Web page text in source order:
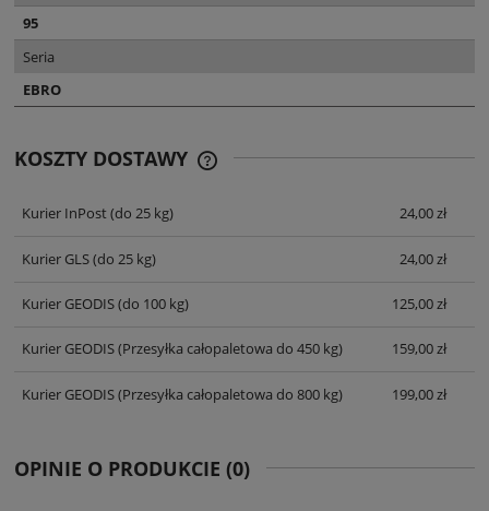
95
Seria
EBRO
KOSZTY DOSTAWY
Kurier InPost(do 25 kg) 24,00 zł
Kurier GLS(do 25 kg) 24,00 zł
Kurier GEODIS(do 100 kg) 125,00 zł
Kurier GEODIS(Przesyłka całopaletowa do 450 kg) 159,00 zł
Kurier GEODIS(Przesyłka całopaletowa do 800 kg) 199,00 zł
OPINIE O PRODUKCIE (0)